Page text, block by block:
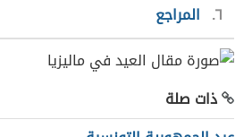
٦ المراجع
ذات صلة